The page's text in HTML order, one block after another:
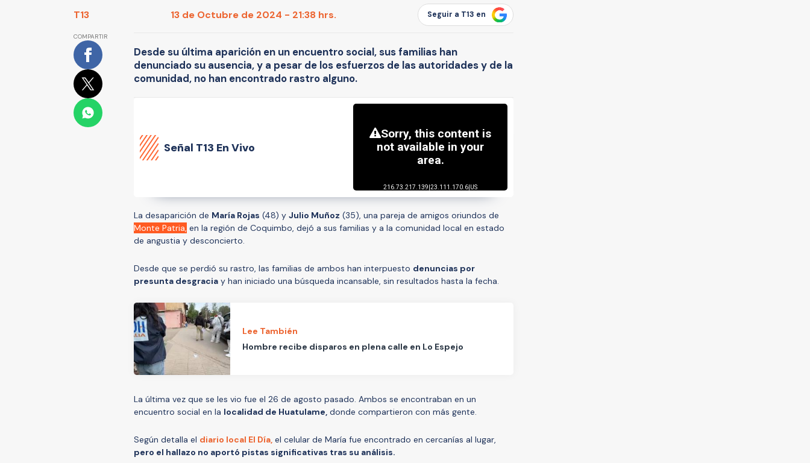
T13 13 de Octubre de 2024 - 21:38 hrs. Seguir a T13 en
COMPARTIR
Desde su última aparición en un encuentro social, sus familias han
denunciado su ausencia, y a pesar de los esfuerzos de las autoridades y de la
comunidad, no han encontrado rastro alguno.
Señal T13 En Vivo
La desaparición de María Rojas (48) y Julio Muñoz (35), una pareja de amigos oriundos de
Monte Patria, en la región de Coquimbo, dejó a sus familias y a la comunidad local en estado
de angustia y desconcierto.
Desde que se perdió su rastro, las familias de ambos han interpuesto denuncias por
presunta desgracia y han iniciado una búsqueda incansable, sin resultados hasta la fecha.
Lee También
Hombre recibe disparos en plena calle en Lo Espejo
La última vez que se les vio fue el 26 de agosto pasado. Ambos se encontraban en un
encuentro social en la localidad de Huatulame, donde compartieron con más gente.
Según detalla el diario local El Día, el celular de María fue encontrado en cercanías al lugar,
pero el hallazo no aportó pistas significativas tras su análisis.